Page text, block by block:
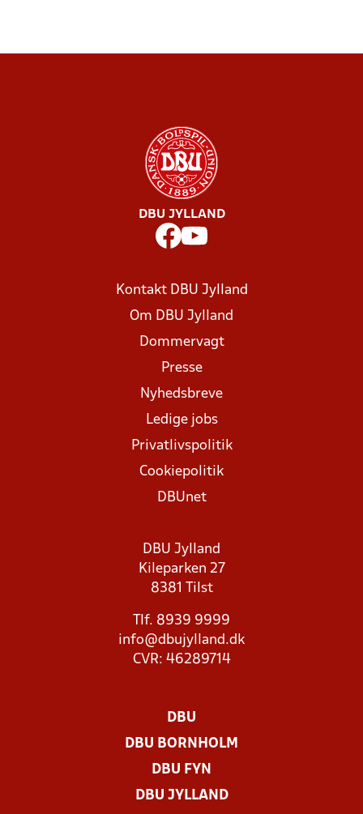
DBU JYLLAND
Kontakt DBU Jylland
Om DBU Jylland
Dommervagt
Presse
Nyhedsbreve
Ledige jobs
Privatlivspolitik
Cookiepolitik
DBUnet
DBU Jylland
Kileparken 27
8381 Tilst
Tlf. 8939 9999
info@dbujylland.dk
CVR: 46289714
DBU
DBU BORNHOLM
DBU FYN
DBU JYLLAND